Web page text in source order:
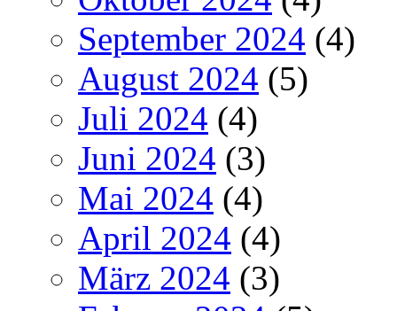
September 2024 (4)
August 2024 (5)
Juli 2024 (4)
Juni 2024 (3)
Mai 2024 (4)
April 2024 (4)
März 2024 (3)